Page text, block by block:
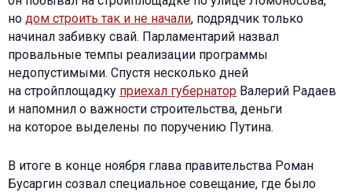
но дом строить так и не начали, подрядчик только
начинал забивку свай. Парламентарий назвал
провальные темпы реализации программы
недопустимыми. Спустя несколько дней
на стройплощадку приехал губернатор Валерий Радаев
и напомнил о важности строительства, деньги
на которое выделены по поручению Путина.
В итоге в конце ноября глава правительства Роман
Бусаргин созвал специальное совещание, где было